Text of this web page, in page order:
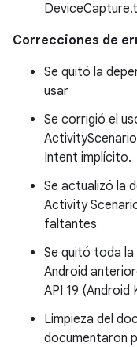
Correcciones de
Se quitó la
usar
Se corrigió el
Intent implícito.
Se actualizó la
Activity
faltantes
Se quitó toda la
Android
API 19 (Android
Limpieza del
documentaron